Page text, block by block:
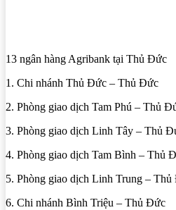
13 ngân hàng Agribank tại Thủ Đức
1. Chi nhánh Thủ Đức – Thủ Đức
2. Phòng giao dịch Tam Phú – Thủ
3. Phòng giao dịch Linh Tây – Thủ
4. Phòng giao dịch Tam Bình – Thủ
5. Phòng giao dịch Linh Trung –
6. Chi nhánh Bình Triệu – Thủ Đức